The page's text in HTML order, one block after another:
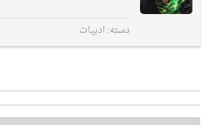
دسته:ادبیات